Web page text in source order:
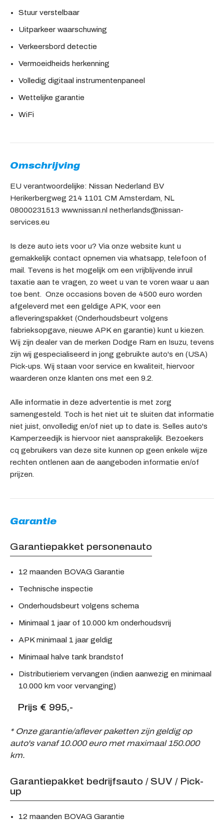
Stuur verstelbaar
Uitparkeer waarschuwing
Verkeersbord detectie
Vermoeidheids herkenning
Volledig digitaal instrumentenpaneel
Wettelijke garantie
WiFi
Omschrijving
EU verantwoordelijke: Nissan Nederland BV
Herikerbergweg 214 1101 CM Amsterdam, NL
08000231513 www.nissan.nl netherlands@nissan-
services.eu
Is deze auto iets voor u? Via onze website kunt u
gemakkelijk contact opnemen via whatsapp, telefoon of
mail. Tevens is het mogelijk om een vrijblijvende inruil
taxatie aan te vragen, zo weet u van te voren waar u aan
toe bent. Onze occasions boven de 4500 euro worden
afgeleverd met een geldige APK, voor een
afleveringspakket (Onderhoudsbeurt volgens
fabrieksopgave, nieuwe APK en garantie) kunt u kiezen.
Wij zijn dealer van de merken Dodge Ram en Isuzu, tevens
zijn wij gespecialiseerd in jong gebruikte auto's en (USA)
Pick-ups. Wij staan voor service en kwaliteit, hiervoor
waarderen onze klanten ons met een 9.2.
Alle informatie in deze advertentie is met zorg
samengesteld. Toch is het niet uit te sluiten dat informatie
niet juist, onvolledig en/of niet up to date is. Selles auto's
Kamperzeedijk is hiervoor niet aansprakelijk. Bezoekers
cq gebruikers van deze site kunnen op geen enkele wijze
rechten ontlenen aan de aangeboden informatie en/of
prijzen.
Garantie
Garantiepakket personenauto
12 maanden BOVAG Garantie
Technische inspectie
Onderhoudsbeurt volgens schema
Minimaal 1 jaar of 10.000 km onderhoudsvrij
APK minimaal 1 jaar geldig
Minimaal halve tank brandstof
Distributieriem vervangen (indien aanwezig en minimaal
10.000 km voor vervanging)
Prijs € 995,-
* Onze garantie/aflever paketten zijn geldig op
auto's vanaf 10.000 euro met maximaal 150.000
km.
Garantiepakket bedrijfsauto / SUV / Pick-
up
12 maanden BOVAG Garantie